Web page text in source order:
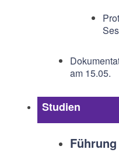
am 15.05.
Studien
Führung